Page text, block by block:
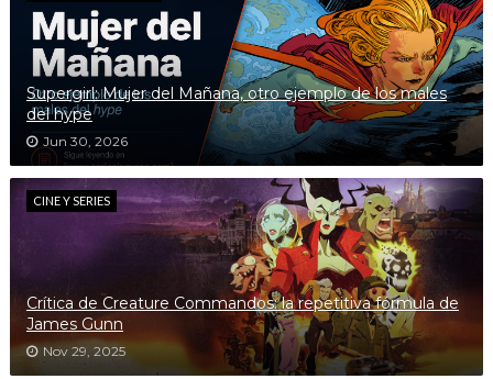
Supergirl: Mujer del Mañana, otro ejemplo de los males
del hype
Jun 30, 2026
CINE Y SERIES
Crítica de Creature Commandos: la repetitiva fórmula de
James Gunn
Nov 29, 2025